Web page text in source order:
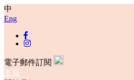
中
Eng
電子郵件訂閱
主頁